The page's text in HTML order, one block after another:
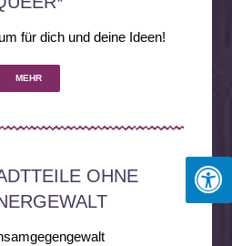
für dich und deine Ideen!
MEHR
OHNE